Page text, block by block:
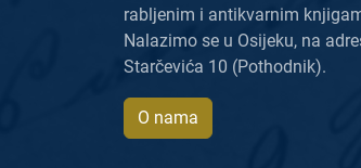
rabljenim i antikvarnim
Nalazimo se u Osijeku, na
Starčevića 10 (Pothodnik).
O nama